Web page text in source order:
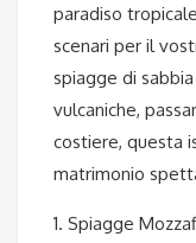
paradiso
scenari per il
spiagge di
vulcaniche,
costiere, questa
matrimonio
1. Spiagge